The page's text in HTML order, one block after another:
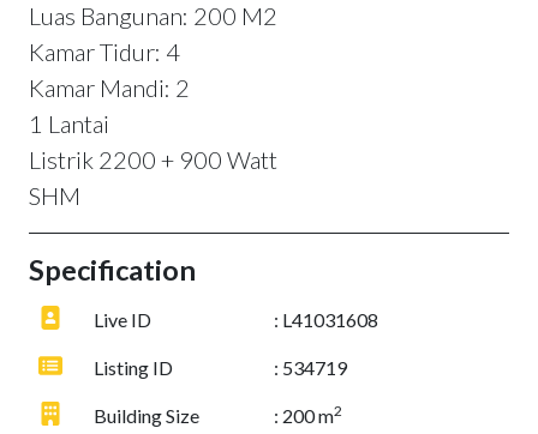
Luas Bangunan: 200 M2
Kamar Tidur: 4
Kamar Mandi: 2
1 Lantai
Listrik 2200 + 900 Watt
SHM
Specification
Live ID : L41031608
Listing ID : 534719
Building Size : 200 m2